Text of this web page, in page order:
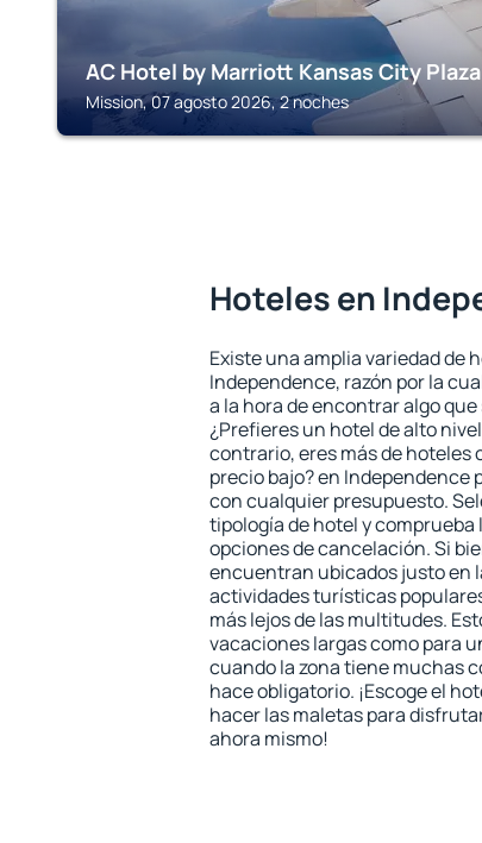
AC Hotel by Marriott Kansas City Plaza
Mission, 07 agosto 2026, 2 noches
Hoteles en
Existe una amplia variedad de
Independence, razón por la
a la hora de encontrar algo
¿Prefieres un hotel de alto
contrario, eres más de hoteles
precio bajo? en
con cualquier presupuesto.
tipología de hotel y comprueba
opciones de cancelación. Si
encuentran ubicados justo en
actividades turísticas
más lejos de las multitudes.
vacaciones largas como para
cuando la zona tiene muchas
hace obligatorio. ¡Escoge el
hacer las maletas para
ahora mismo!